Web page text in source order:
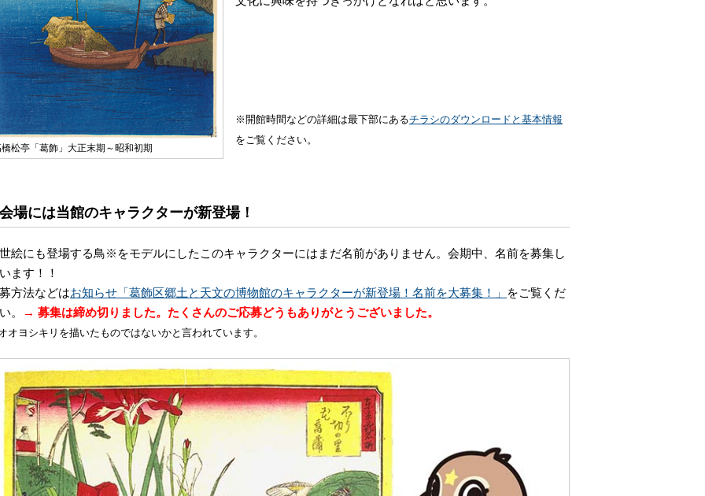
松亭「葛飾」大正末期～昭和初期
※開館時間などの詳細は最下部にあるチラシのダウンロードと基本情報
をご覧ください。
会場には当館のキャラクターが新登場！
絵にも登場する鳥※ をモデルにしたこのキャラクターにはまだ名前がありません。会期中、名前を募集し
ます！！
方法などはお知らせ「葛飾区郷土と天文の博物館のキャラクターが新登場！名前を大募集！」
をご覧くだ
。
→ 募集は締め切りました。たくさんのご応募どうもありがとうございました。
オヨシキリを描いたものではないかと言われています。